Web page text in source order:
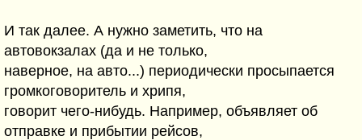
И так далее. А нужно заметить, что на
автовокзалах (да и не только,
наверное, на авто...) периодически просыпается
громкоговоритель и хрипя,
говорит чего-нибудь. Например, объявляет об
отправке и прибытии рейсов,